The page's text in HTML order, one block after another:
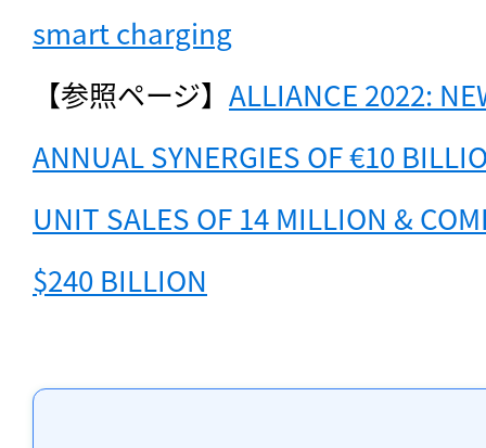
smart charging
【参照ページ】 ALLIANCE 2022:
ANNUAL SYNERGIES OF €10
UNIT SALES OF 14 MILLION &
$240 BILLION